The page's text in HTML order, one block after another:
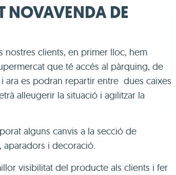
NOVAVENDA DE
nostres clients, en primer lloc, hem
que té accés al pàrquing, de
ara es podran repartir entre dues caixes
alleugerir la situació i agilitzar la
alguns canvis a la secció de
aparadors i decoració.
visibilitat del producte als clients i fer